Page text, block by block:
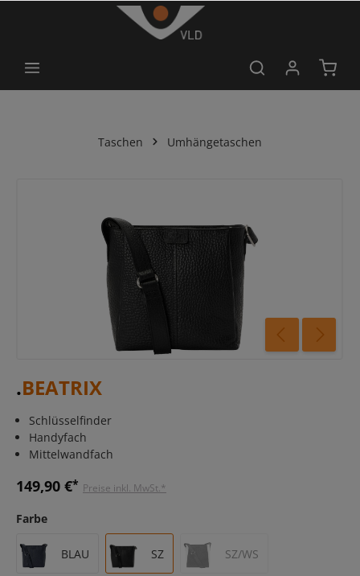
Taschen Umhängetaschen
.BEATRIX
Schlüsselfinder
Handyfach
Mittelwandfach
149,90 €* Preise inkl. MwSt.*
Farbe
BLAU SZ SZ/WS